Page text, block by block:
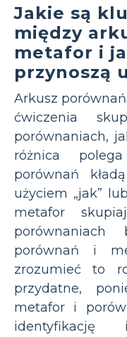
Jakie są
między
metafor i
przynoszą
Arkusz
ćwiczenia
porównaniach,
różnica
porównań
użyciem „jak”
metafor
porównań i
zrozumieć to
przydatne,
metafor i
identyfikację